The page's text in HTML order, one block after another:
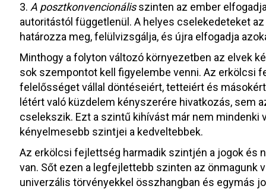
3. A posztkonvencionálisszinten az ember
autoritástól függetlenül. A helyes cselekedeteket
határozza meg, felülvizsgálja, és újra elfogadja
Minthogy a folyton változó környezetben az elvek
sok szempontot kell figyelembe venni. Az erkölcsi
felelősséget vállal döntéseiért, tetteiért és
létért való küzdelem kényszerére hivatkozás, sem
cselekszik. Ezt a szintű kihívást már nem mindenki
kényelmesebb szintjei a kedveltebbek.
Az erkölcsi fejlettség harmadik szintjén a jogok és
van. Sőt ezen a legfejlettebb szinten az önmagunk
univerzális törvényekkel összhangban és egymás